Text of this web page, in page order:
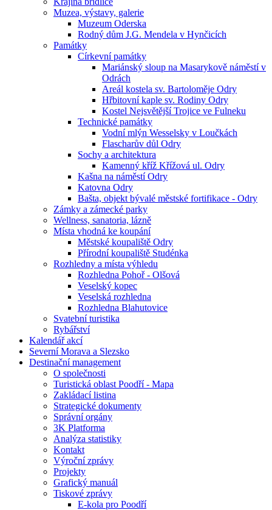
Muzea, výstavy, galerie
Muzeum Oderska
Rodný dům J.G. Mendela v Hynčicích
Památky
Církevní památky
Mariánský sloup na Masarykově náměstí v
Odrách
Areál kostela sv. Bartoloměje Odry
Hřbitovní kaple sv. Rodiny Odry
Kostel Nejsvětější Trojice ve Fulneku
Technické památky
Vodní mlýn Wesselsky v Loučkách
Flascharův důl Odry
Sochy a architektura
Kamenný kříž Křížová ul. Odry
Kašna na náměstí Odry
Katovna Odry
Bašta, objekt bývalé městské fortifikace - Odry
Zámky a zámecké parky
Wellness, sanatoria, lázně
Místa vhodná ke koupání
Městské koupaliště Odry
Přírodní koupaliště Studénka
Rozhledny a místa výhledu
Rozhledna Pohoř - Olšová
Veselský kopec
Veselská rozhledna
Rozhledna Blahutovice
Svatební turistika
Rybářství
Kalendář akcí
Severní Morava a Slezsko
Destinační management
O společnosti
Turistická oblast Poodří - Mapa
Zakládací listina
Strategické dokumenty
Správní orgány
3K Platforma
Analýza statistiky
Kontakt
Výroční zprávy
Projekty
Grafický manuál
Tiskové zprávy
E-kola pro Poodří